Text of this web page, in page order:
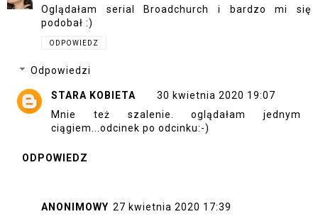
Oglądałam serial Broadchurch i bardzo mi się
podobał :)
ODPOWIEDZ
Odpowiedzi
STARA KOBIETA
30 kwietnia 2020 19:07
Mnie też szalenie. oglądałam jednym
ciągiem...odcinek po odcinku:-)
ODPOWIEDZ
ANONIMOWY 27 kwietnia 2020 17:39